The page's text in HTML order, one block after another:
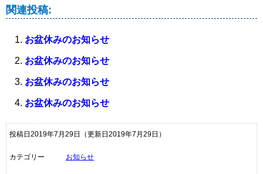
関連投稿:
お盆休みのお知らせ
お盆休みのお知らせ
お盆休みのお知らせ
お盆休みのお知らせ
投稿日2019年7月29日 （更新日2019年7月29日）
カテゴリー お知らせ